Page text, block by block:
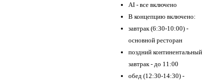
AI - все включено
В концепцию включено:
завтрак (6:30-10:00) -
основной ресторан
поздний континентальный
завтрак - до 11:00
обед (12:30-14:30) -